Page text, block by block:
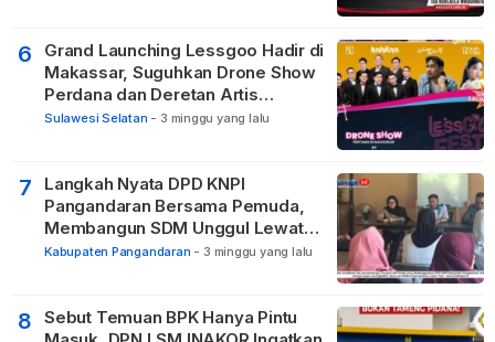
6
Grand Launching Lessgoo Hadir di
Makassar, Suguhkan Drone Show
Perdana dan Deretan Artis
Nasional
Sulawesi Selatan - 3 minggu yang lalu
7
Langkah Nyata DPD KNPI
Pangandaran Bersama Pemuda,
Membangun SDM Unggul Lewat
Pendidikan
Kabupaten Pangandaran - 3 minggu yang lalu
8
Sebut Temuan BPK Hanya Pintu